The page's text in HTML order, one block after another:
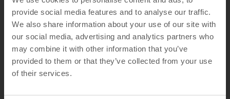
provide social media features and to analyse our traffic.
We also share information about your use of our site with
our social media, advertising and analytics partners who
may combine it with other information that you’ve
provided to them or that they’ve collected from your use
of their services.
Gijsegem的镜头捕捉，并印制在
CeramicSteel上。
委托方：Ministère de la Région de
Bruxelles – Capitale
艺术家：An Marie van Gijsegem